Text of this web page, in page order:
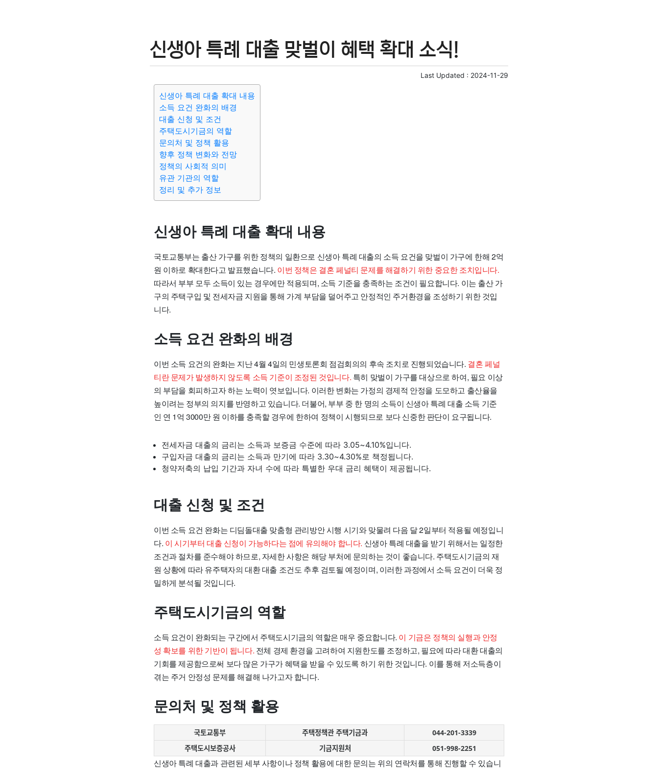
신생아 특례 대출 맞벌이 혜택 확대 소식!
Last Updated : 2024-11-29
신생아 특례 대출 확대 내용
소득 요건 완화의 배경
대출 신청 및 조건
주택도시기금의 역할
문의처 및 정책 활용
향후 정책 변화와 전망
정책의 사회적 의미
유관 기관의 역할
정리 및 추가 정보
신생아 특례 대출 확대 내용
국토교통부는 출산 가구를 위한 정책의 일환으로 신생아 특례 대출의 소득 요건을 맞벌이 가구에 한해 2억
원 이하로 확대한다고 발표했습니다. 이번 정책은 결혼 페널티 문제를 해결하기 위한 중요한 조치입니다.
따라서 부부 모두 소득이 있는 경우에만 적용되며, 소득 기준을 충족하는 조건이 필요합니다. 이는 출산 가
구의 주택구입 및 전세자금 지원을 통해 가계 부담을 덜어주고 안정적인 주거환경을 조성하기 위한 것입
니다.
소득 요건 완화의 배경
이번 소득 요건의 완화는 지난 4월 4일의 민생토론회 점검회의의 후속 조치로 진행되었습니다. 결혼 페널
티란 문제가 발생하지 않도록 소득 기준이 조정된 것입니다. 특히 맞벌이 가구를 대상으로 하여, 필요 이상
의 부담을 회피하고자 하는 노력이 엿보입니다. 이러한 변화는 가정의 경제적 안정을 도모하고 출산율을
높이려는 정부의 의지를 반영하고 있습니다. 더불어, 부부 중 한 명의 소득이 신생아 특례 대출 소득 기준
인 연 1억 3000만 원 이하를 충족할 경우에 한하여 정책이 시행되므로 보다 신중한 판단이 요구됩니다.
전세자금 대출의 금리는 소득과 보증금 수준에 따라 3.05~4.10%입니다.
구입자금 대출의 금리는 소득과 만기에 따라 3.30~4.30%로 책정됩니다.
청약저축의 납입 기간과 자녀 수에 따라 특별한 우대 금리 혜택이 제공됩니다.
대출 신청 및 조건
이번 소득 요건 완화는 디딤돌대출 맞춤형 관리방안 시행 시기와 맞물려 다음 달 2일부터 적용될 예정입니
다. 이 시기부터 대출 신청이 가능하다는 점에 유의해야 합니다. 신생아 특례 대출을 받기 위해서는 일정한
조건과 절차를 준수해야 하므로, 자세한 사항은 해당 부처에 문의하는 것이 좋습니다. 주택도시기금의 재
원 상황에 따라 유주택자의 대환 대출 조건도 추후 검토될 예정이며, 이러한 과정에서 소득 요건이 더욱 정
밀하게 분석될 것입니다.
주택도시기금의 역할
소득 요건이 완화되는 구간에서 주택도시기금의 역할은 매우 중요합니다. 이 기금은 정책의 실행과 안정
성 확보를 위한 기반이 됩니다. 전체 경제 환경을 고려하여 지원한도를 조정하고, 필요에 따라 대환 대출의
기회를 제공함으로써 보다 많은 가구가 혜택을 받을 수 있도록 하기 위한 것입니다. 이를 통해 저소득층이
겪는 주거 안정성 문제를 해결해 나가고자 합니다.
문의처 및 정책 활용
국토교통부 주택정책관 주택기금과
044-201-3339
주택도시보증공사
기금지원처 051-998-2251
신생아 특례 대출과 관련된 세부 사항이나 정책 활용에 대한 문의는 위의 연락처를 통해 진행할 수 있습니